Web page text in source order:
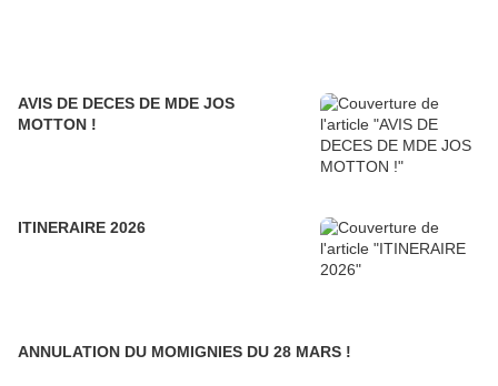
AVIS DE DECES DE MDE JOS
MOTTON !
ITINERAIRE 2026
ANNULATION DU MOMIGNIES DU 28 MARS !